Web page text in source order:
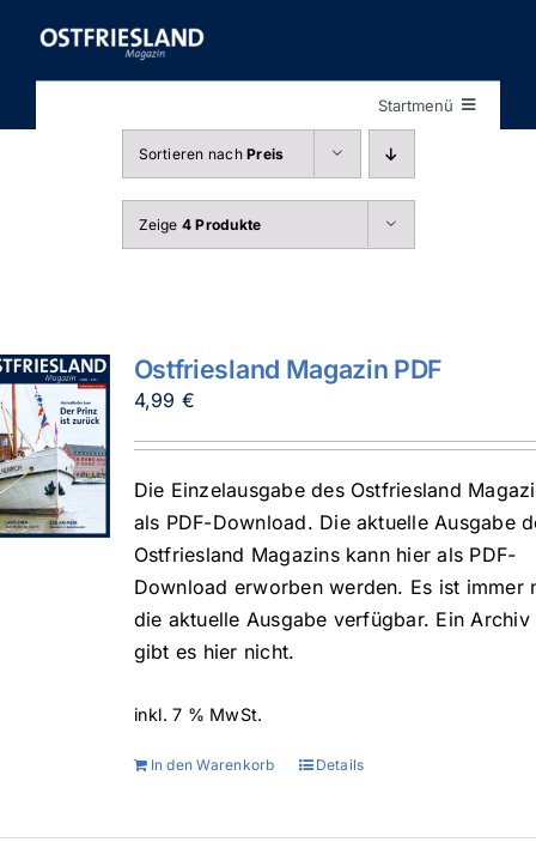
Inhalt
springen
Startmenü
Sortieren nachPreis
Zeige 4 Produkte
Ostfriesland Magazin PDF
4,99 €
Die Einzelausgabe des Ostfriesland
als PDF-Download. Die aktuelle Ausgabe
Ostfriesland Magazins kann hier als PDF-
Download erworben werden. Es ist immer
die aktuelle Ausgabe verfügbar. Ein Archiv
gibt es hier nicht.
inkl. 7 % MwSt.
In den Warenkorb Details